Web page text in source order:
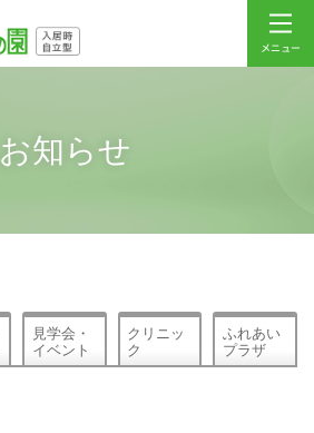
お知らせ
見学会・
イベント
クリニッ
ク
ふれあい
プラザ